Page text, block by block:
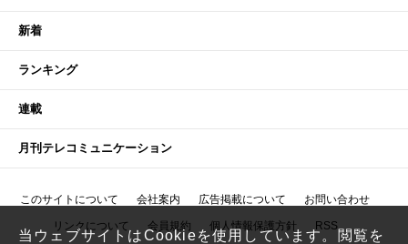
新着
ランキング
連載
月刊テレコミュニケーション
このサイトについて 会社案内 広告掲載について お問い合わせ
リンクについて 会員規約 個人情報保護方針 RSS
当ウェブサイトはCookieを使用しています。閲覧を